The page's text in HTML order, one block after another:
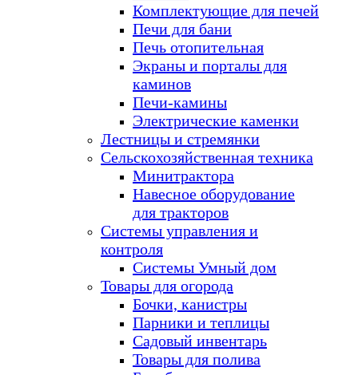
Комплектующие для печей
Печи для бани
Печь отопительная
Экраны и порталы для
каминов
Печи-камины
Электрические каменки
Лестницы и стремянки
Сельскохозяйственная техника
Минитрактора
Навесное оборудование
для тракторов
Системы управления и
контроля
Системы Умный дом
Товары для огорода
Бочки, канистры
Парники и теплицы
Садовый инвентарь
Товары для полива